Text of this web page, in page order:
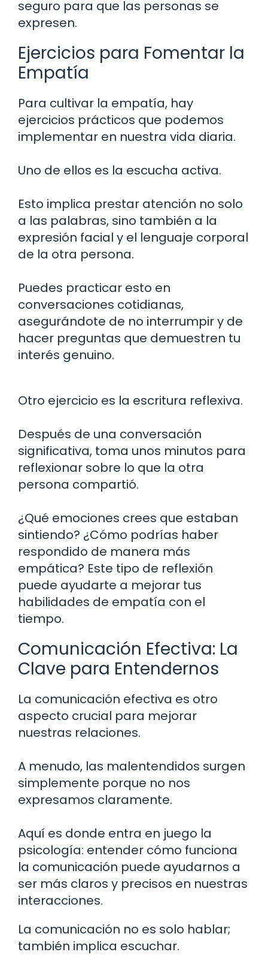
seguro para que las personas se
expresen.
Ejercicios para Fomentar la
Empatía
Para cultivar la empatía, hay
ejercicios prácticos que podemos
implementar en nuestra vida diaria.
Uno de ellos es la escucha activa.
Esto implica prestar atención no solo
a las palabras, sino también a la
expresión facial y el lenguaje corporal
de la otra persona.
Puedes practicar esto en
conversaciones cotidianas,
asegurándote de no interrumpir y de
hacer preguntas que demuestren tu
interés genuino.
Otro ejercicio es la escritura reflexiva.
Después de una conversación
significativa, toma unos minutos para
reflexionar sobre lo que la otra
persona compartió.
¿Qué emociones crees que estaban
sintiendo? ¿Cómo podrías haber
respondido de manera más
empática? Este tipo de reflexión
puede ayudarte a mejorar tus
habilidades de empatía con el
tiempo.
Comunicación Efectiva: La
Clave para Entendernos
La comunicación efectiva es otro
aspecto crucial para mejorar
nuestras relaciones.
A menudo, las malentendidos surgen
simplemente porque no nos
expresamos claramente.
Aquí es donde entra en juego la
psicología: entender cómo funciona
la comunicación puede ayudarnos a
ser más claros y precisos en nuestras
interacciones.
La comunicación no es solo hablar;
también implica escuchar.